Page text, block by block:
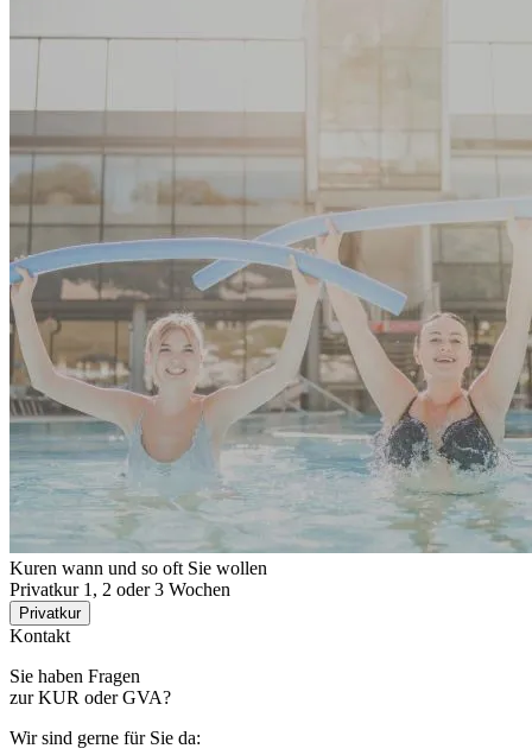
Kuren wann und so oft Sie wollen
Privatkur 1, 2 oder 3 Wochen
Privatkur
Kontakt
Sie haben Fragen
zur KUR oder GVA?
Wir sind gerne für Sie da: